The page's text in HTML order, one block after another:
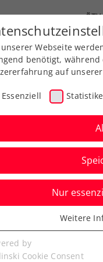
ÖTV
Ausbildung
by
Webseite
benötigt,
auf
Essenziell
Nur
Cookies
benötigt.
Weitere
by
Cookie Consent